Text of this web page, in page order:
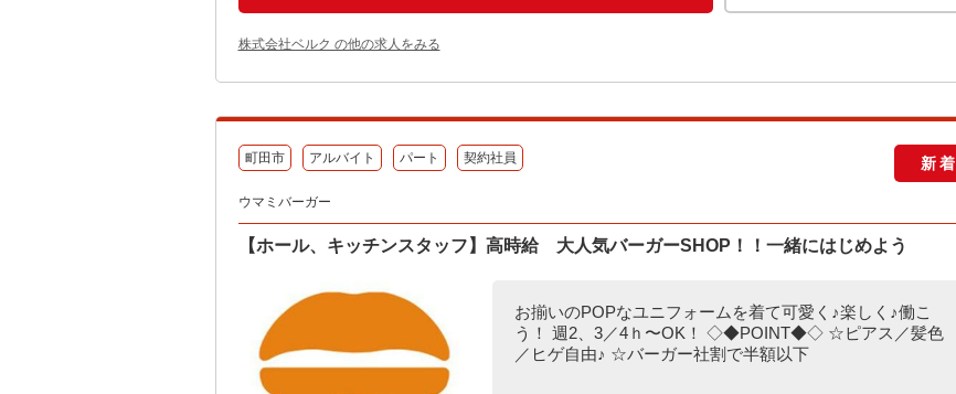
株式会社ベルク の他の求人をみる
町田市 アルバイト パート 契約社員 新着
ウマミバーガー
【ホール、キッチンスタッフ】高時給 大人気バーガーSHOP！！一緒にはじめよう
お揃いのPOPなユニフォームを着て可愛く♪楽しく♪働こ
う！ 週2、3／4ｈ〜OK！ ◇◆POINT◆◇ ☆ピアス／髪色
／ヒゲ自由♪ ☆バーガー社割で半額以下